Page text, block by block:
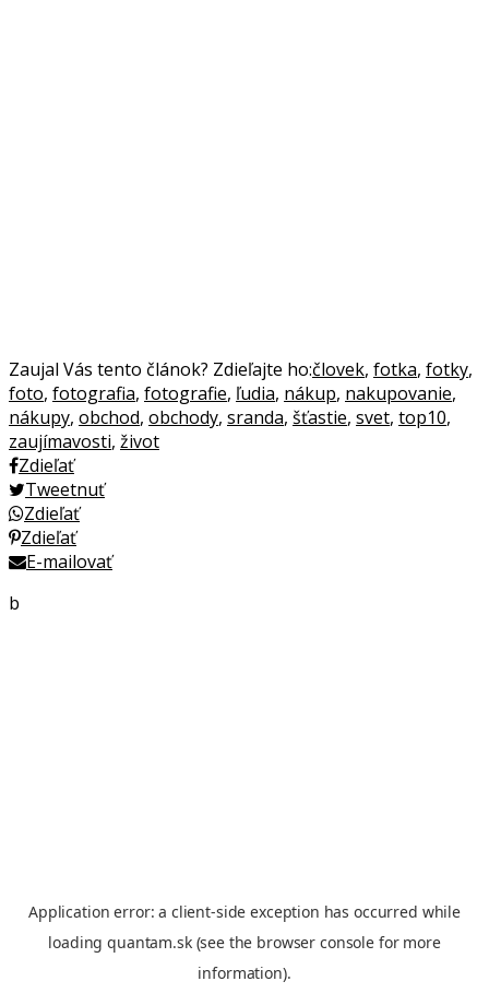
Zaujal Vás tento článok? Zdieľajte ho:človek, fotka, fotky,
foto, fotografia, fotografie, ľudia, nákup, nakupovanie,
nákupy, obchod, obchody, sranda, šťastie, svet, top10,
zaujímavosti, život
Zdieľať
Tweetnuť
Zdieľať
Zdieľať
E-mailovať
b